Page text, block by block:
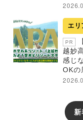
エリ
PR
越妙
感じ
OKの